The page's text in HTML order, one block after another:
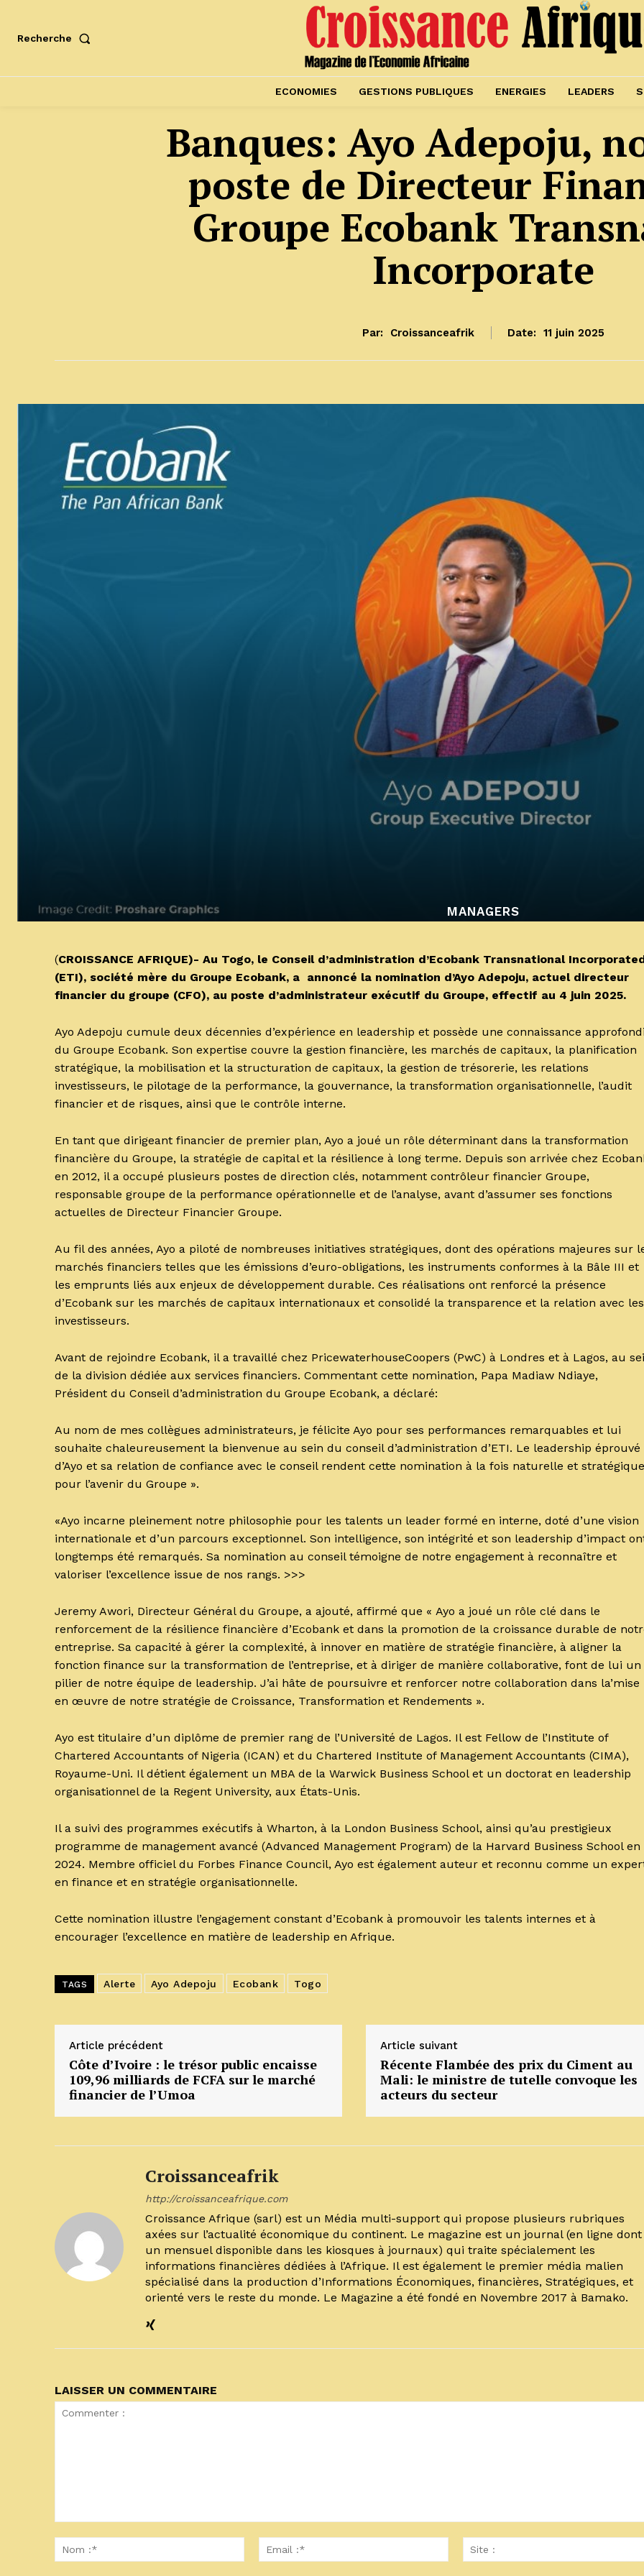
Recherche
ECONOMIES GESTIONS PUBLIQUES ENERGIES LEADERS
Banques: Ayo Adepoju,
poste de Directeur
Groupe Ecobank
Incorporate
Par: Croissanceafrik Date: 11 juin 2025
MANAGERS
(CROISSANCE AFRIQUE)- Au Togo, le Conseil d’administration d’Ecobank Transnational
(ETI), société mère du Groupe Ecobank, a annoncé la nomination d’Ayo Adepoju, actuel directeur
financier du groupe (CFO), au poste d’administrateur exécutif du Groupe, effectif au 4 juin 2025.
Ayo Adepoju cumule deux décennies d’expérience en leadership et possède une connaissance
du Groupe Ecobank. Son expertise couvre la gestion financière, les marchés de capitaux, la planification
stratégique, la mobilisation et la structuration de capitaux, la gestion de trésorerie, les relations
investisseurs, le pilotage de la performance, la gouvernance, la transformation organisationnelle, l’audit
financier et de risques, ainsi que le contrôle interne.
En tant que dirigeant financier de premier plan, Ayo a joué un rôle déterminant dans la transformation
financière du Groupe, la stratégie de capital et la résilience à long terme. Depuis son arrivée chez
en 2012, il a occupé plusieurs postes de direction clés, notamment contrôleur financier Groupe,
responsable groupe de la performance opérationnelle et de l’analyse, avant d’assumer ses fonctions
actuelles de Directeur Financier Groupe.
Au fil des années, Ayo a piloté de nombreuses initiatives stratégiques, dont des opérations majeures sur
marchés financiers telles que les émissions d’euro-obligations, les instruments conformes à la Bâle III et
les emprunts liés aux enjeux de développement durable. Ces réalisations ont renforcé la présence
d’Ecobank sur les marchés de capitaux internationaux et consolidé la transparence et la relation avec les
investisseurs.
Avant de rejoindre Ecobank, il a travaillé chez PricewaterhouseCoopers (PwC) à Londres et à Lagos, au
de la division dédiée aux services financiers. Commentant cette nomination, Papa Madiaw Ndiaye,
Président du Conseil d’administration du Groupe Ecobank, a déclaré:
Au nom de mes collègues administrateurs, je félicite Ayo pour ses performances remarquables et lui
souhaite chaleureusement la bienvenue au sein du conseil d’administration d’ETI. Le leadership éprouvé
d’Ayo et sa relation de confiance avec le conseil rendent cette nomination à la fois naturelle et stratégique
pour l’avenir du Groupe ».
«Ayo incarne pleinement notre philosophie pour les talents un leader formé en interne, doté d’une vision
internationale et d’un parcours exceptionnel. Son intelligence, son intégrité et son leadership d’impact
longtemps été remarqués. Sa nomination au conseil témoigne de notre engagement à reconnaître et
valoriser l’excellence issue de nos rangs. >>>
Jeremy Awori, Directeur Général du Groupe, a ajouté, affirmé que « Ayo a joué un rôle clé dans le
renforcement de la résilience financière d’Ecobank et dans la promotion de la croissance durable de
entreprise. Sa capacité à gérer la complexité, à innover en matière de stratégie financière, à aligner la
fonction finance sur la transformation de l’entreprise, et à diriger de manière collaborative, font de lui un
pilier de notre équipe de leadership. J’ai hâte de poursuivre et renforcer notre collaboration dans la’mise
en œuvre de notre stratégie de Croissance, Transformation et Rendements ».
Ayo est titulaire d’un diplôme de premier rang de l’Université de Lagos. Il est Fellow de l’Institute of
Chartered Accountants of Nigeria (ICAN) et du Chartered Institute of Management Accountants (CIMA),
Royaume-Uni. Il détient également un MBA de la Warwick Business School et un doctorat en leadership
organisationnel de la Regent University, aux États-Unis.
Il a suivi des programmes exécutifs à Wharton, à la London Business School, ainsi qu’au prestigieux
programme de management avancé (Advanced Management Program) de la Harvard Business School en
2024. Membre officiel du Forbes Finance Council, Ayo est également auteur et reconnu comme un
en finance et en stratégie organisationnelle.
Cette nomination illustre l’engagement constant d’Ecobank à promouvoir les talents internes et à
encourager l’excellence en matière de leadership en Afrique.
TAGS Alerte Ayo Adepoju Ecobank Togo
Article précédent
Côte d’Ivoire : le trésor public encaisse
109,96 milliards de FCFA sur le marché
financier de l’Umoa
Article suivant
Récente Flambée des prix du Ciment au
Mali: le ministre de tutelle convoque les
acteurs du secteur
Croissanceafrik
http://croissanceafrique.com
Croissance Afrique (sarl) est un Média multi-support qui propose plusieurs rubriques
axées sur l’actualité économique du continent. Le magazine est un journal (en ligne dont
un mensuel disponible dans les kiosques à journaux) qui traite spécialement les
informations financières dédiées à l’Afrique. Il est également le premier média malien
spécialisé dans la production d’Informations Économiques, financières, Stratégiques, et
orienté vers le reste du monde. Le Magazine a été fondé en Novembre 2017 à Bamako.
LAISSER UN COMMENTAIRE
:*
Email
:*